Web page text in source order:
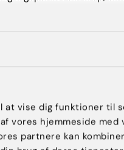
vise dig funktioner til
vores hjemmeside
partnere kan
muligheder,